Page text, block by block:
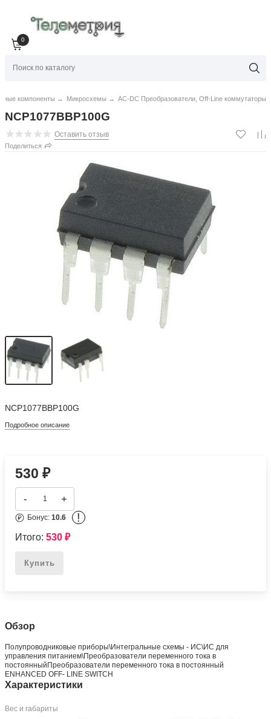
0
компоненты → Микросхемы → AC-DC Преобразователи, Off-Line коммутаторы
NCP1077BBP100G
Оставить отзыв
Поделиться
NCP1077BBP100G
Подробное описание
530₽
- +
Бонус:10.6 !
Итого:530₽
Купить
Обзор
Полупроводниковые приборы\Интегральные схемы - ИС\ИС для
управления питанием\Преобразователи переменного тока в
постоянныйПреобразователи переменного тока в постоянный
ENHANCED OFF- LINE SWITCH
Характеристики
Вес и габариты